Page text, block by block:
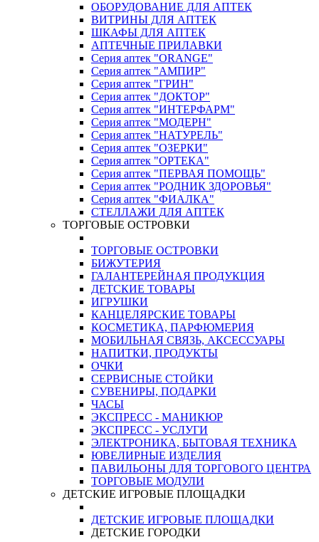
ОБОРУДОВАНИЕ ДЛЯ АПТЕК
ВИТРИНЫ ДЛЯ АПТЕК
ШКАФЫ ДЛЯ АПТЕК
АПТЕЧНЫЕ ПРИЛАВКИ
Серия аптек "ORANGE"
Серия аптек "АМПИР"
Серия аптек "ГРИН"
Серия аптек "ДОКТОР"
Серия аптек "ИНТЕРФАРМ"
Серия аптек "МОДЕРН"
Серия аптек "НАТУРЕЛЬ"
Серия аптек "ОЗЕРКИ"
Серия аптек "ОРТЕКА"
Серия аптек "ПЕРВАЯ ПОМОЩЬ"
Серия аптек "РОДНИК ЗДОРОВЬЯ"
Серия аптек "ФИАЛКА"
СТЕЛЛАЖИ ДЛЯ АПТЕК
ТОРГОВЫЕ ОСТРОВКИ
ТОРГОВЫЕ ОСТРОВКИ
БИЖУТЕРИЯ
ГАЛАНТЕРЕЙНАЯ ПРОДУКЦИЯ
ДЕТСКИЕ ТОВАРЫ
ИГРУШКИ
КАНЦЕЛЯРСКИЕ ТОВАРЫ
КОСМЕТИКА, ПАРФЮМЕРИЯ
МОБИЛЬНАЯ СВЯЗЬ, АКСЕССУАРЫ
НАПИТКИ, ПРОДУКТЫ
ОЧКИ
СЕРВИСНЫЕ СТОЙКИ
СУВЕНИРЫ, ПОДАРКИ
ЧАСЫ
ЭКСПРЕСС - МАНИКЮР
ЭКСПРЕСС - УСЛУГИ
ЭЛЕКТРОНИКА, БЫТОВАЯ ТЕХНИКА
ЮВЕЛИРНЫЕ ИЗДЕЛИЯ
ПАВИЛЬОНЫ ДЛЯ ТОРГОВОГО ЦЕНТРА
ТОРГОВЫЕ МОДУЛИ
ДЕТСКИЕ ИГРОВЫЕ ПЛОЩАДКИ
ДЕТСКИЕ ИГРОВЫЕ ПЛОЩАДКИ
ДЕТСКИЕ ГОРОДКИ